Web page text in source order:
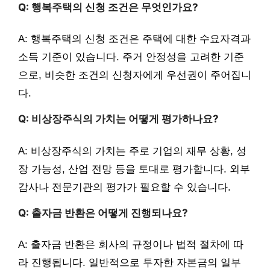
Q: 행복주택의 신청 조건은 무엇인가요?
A: 행복주택의 신청 조건은 주택에 대한 수요자격과
소득 기준이 있습니다. 주거 안정성을 고려한 기준
으로, 비슷한 조건의 신청자에게 우선권이 주어집니
다.
Q: 비상장주식의 가치는 어떻게 평가하나요?
A: 비상장주식의 가치는 주로 기업의 재무 상황, 성
장 가능성, 산업 전망 등을 토대로 평가합니다. 외부
감사나 전문기관의 평가가 필요할 수 있습니다.
Q: 출자금 반환은 어떻게 진행되나요?
A: 출자금 반환은 회사의 규정이나 법적 절차에 따
라 진행됩니다. 일반적으로 투자한 자본금의 일부